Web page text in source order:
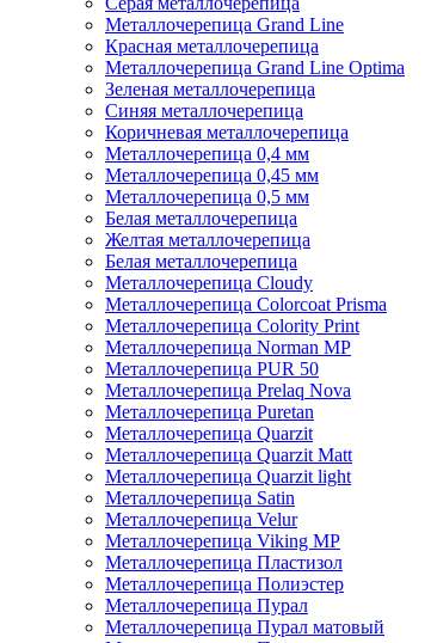
Металлочерепица Grand Line
Красная металлочерепица
Металлочерепица Grand Line Optima
Зеленая металлочерепица
Синяя металлочерепица
Коричневая металлочерепица
Металлочерепица 0,4 мм
Металлочерепица 0,45 мм
Металлочерепица 0,5 мм
Белая металлочерепица
Желтая металлочерепица
Белая металлочерепица
Металлочерепица Cloudy
Металлочерепица Colorcoat Prisma
Металлочерепица Colority Print
Металлочерепица Norman MP
Металлочерепица PUR 50
Металлочерепица Prelaq Nova
Металлочерепица Puretan
Металлочерепица Quarzit
Металлочерепица Quarzit Matt
Металлочерепица Quarzit light
Металлочерепица Satin
Металлочерепица Velur
Металлочерепица Viking MP
Металлочерепица Пластизол
Металлочерепица Полиэстер
Металлочерепица Пурал
Металлочерепица Пурал матовый